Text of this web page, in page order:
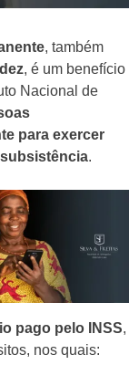
, também
, é um benefício
Nacional de
para exercer
.
pago pelo INSS,
nos quais: